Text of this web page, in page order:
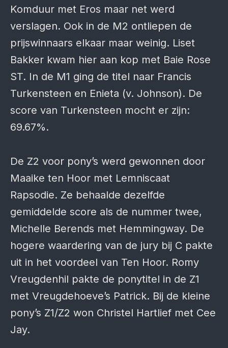
Komduur met Eros maar net werd
verslagen. Ook in de M2 ontliepen de
prijswinnaars elkaar maar weinig. Liset
Bakker kwam hier aan kop met Baie Rose
ST. In de M1 ging de titel naar Francis
Turkensteen en Enieta (v. Johnson). De
score van Turkensteen mocht er zijn:
69.67%.
De Z2 voor pony’s werd gewonnen door
Maaike ten Hoor met Lemniscaat
Rapsodie. Ze behaalde dezelfde
gemiddelde score als de nummer twee,
Michelle Berends met Hemmingway. De
hogere waardering van de jury bij C pakte
uit in het voordeel van Ten Hoor. Romy
Vreugdenhil pakte de ponytitel in de Z1
met Vreugdehoeve’s Patrick. Bij de kleine
pony’s Z1/Z2 won Christel Hartlief met Cee
Jay.